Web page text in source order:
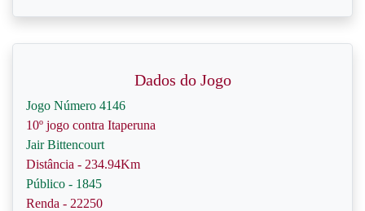
Dados do Jogo
Jogo Número 4146
10º jogo contra Itaperuna
Jair Bittencourt
Distância - 234.94Km
Público - 1845
Renda - 22250